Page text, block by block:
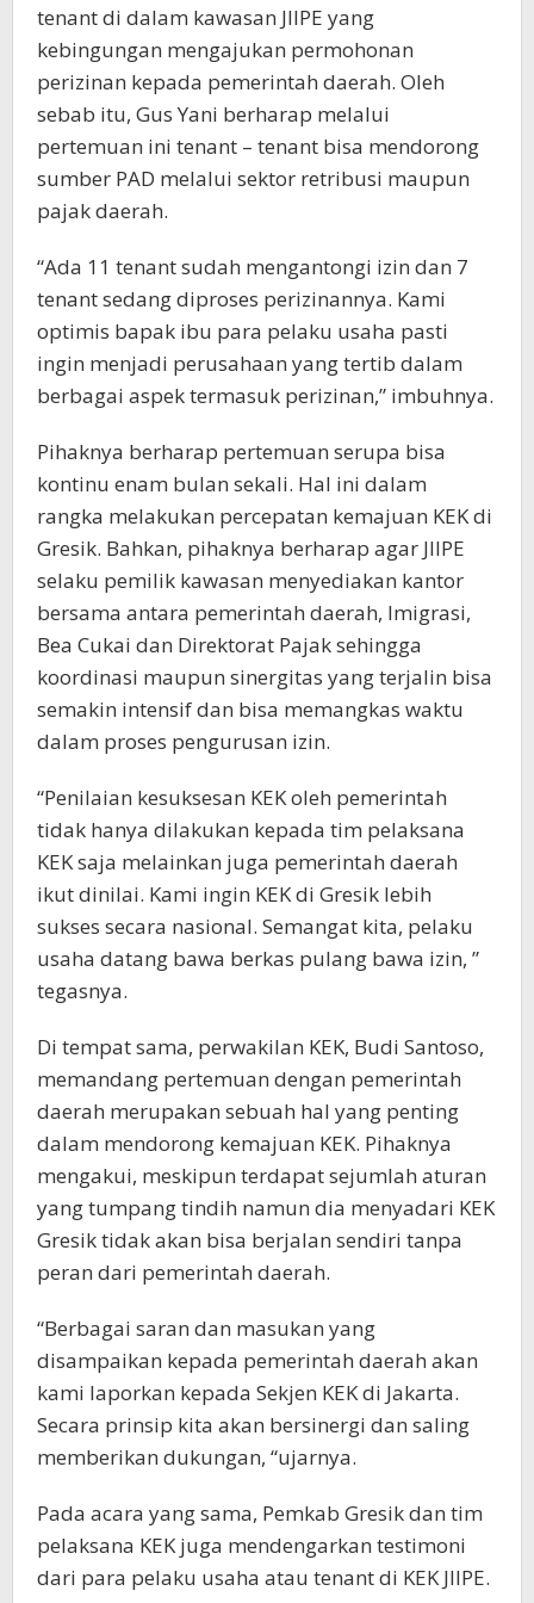
tenant di dalam kawasan JIIPE yang
kebingungan mengajukan permohonan
perizinan kepada pemerintah daerah. Oleh
sebab itu, Gus Yani berharap melalui
pertemuan ini tenant – tenant bisa mendorong
sumber PAD melalui sektor retribusi maupun
pajak daerah.
“Ada 11 tenant sudah mengantongi izin dan 7
tenant sedang diproses perizinannya. Kami
optimis bapak ibu para pelaku usaha pasti
ingin menjadi perusahaan yang tertib dalam
berbagai aspek termasuk perizinan,” imbuhnya.
Pihaknya berharap pertemuan serupa bisa
kontinu enam bulan sekali. Hal ini dalam
rangka melakukan percepatan kemajuan KEK di
Gresik. Bahkan, pihaknya berharap agar JIIPE
selaku pemilik kawasan menyediakan kantor
bersama antara pemerintah daerah, Imigrasi,
Bea Cukai dan Direktorat Pajak sehingga
koordinasi maupun sinergitas yang terjalin bisa
semakin intensif dan bisa memangkas waktu
dalam proses pengurusan izin.
“Penilaian kesuksesan KEK oleh pemerintah
tidak hanya dilakukan kepada tim pelaksana
KEK saja melainkan juga pemerintah daerah
ikut dinilai. Kami ingin KEK di Gresik lebih
sukses secara nasional. Semangat kita, pelaku
usaha datang bawa berkas pulang bawa izin, ”
tegasnya.
Di tempat sama, perwakilan KEK, Budi Santoso,
memandang pertemuan dengan pemerintah
daerah merupakan sebuah hal yang penting
dalam mendorong kemajuan KEK. Pihaknya
mengakui, meskipun terdapat sejumlah aturan
yang tumpang tindih namun dia menyadari KEK
Gresik tidak akan bisa berjalan sendiri tanpa
peran dari pemerintah daerah.
“Berbagai saran dan masukan yang
disampaikan kepada pemerintah daerah akan
kami laporkan kepada Sekjen KEK di Jakarta.
Secara prinsip kita akan bersinergi dan saling
memberikan dukungan, “ujarnya.
Pada acara yang sama, Pemkab Gresik dan tim
pelaksana KEK juga mendengarkan testimoni
dari para pelaku usaha atau tenant di KEK JIIPE.